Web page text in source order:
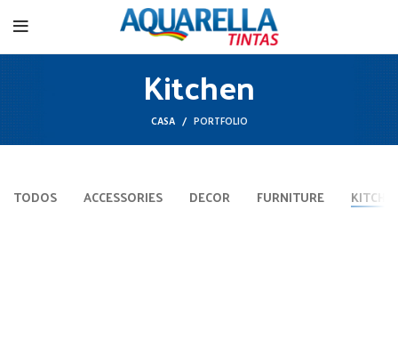
Kitchen
CASA PORTFOLIO
TODOS ACCESSORIES DECOR FURNITURE